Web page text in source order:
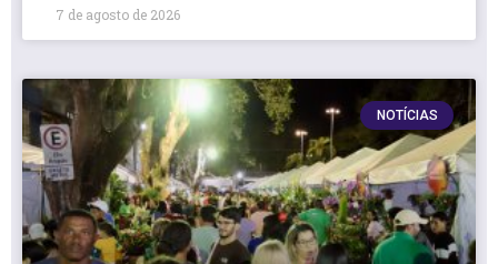
7 de agosto de 2026
NOTÍCIAS